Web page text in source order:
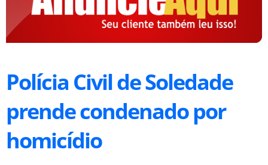
Polícia Civil de Soledade
prende condenado por
homicídio